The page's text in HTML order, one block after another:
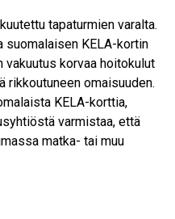
tapaturmien varalta.
suomalaisen KELA-kortin
vakuutus korvaa hoitokulut
rikkoutuneen omaisuuden.
KELA-korttia,
varmistaa, että
matka- tai muu